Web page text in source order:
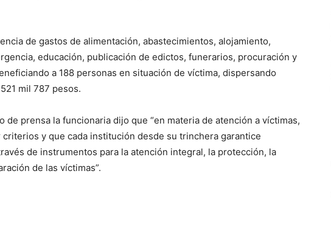
de gastos de alimentación, abastecimientos, alojamiento,
educación, publicación de edictos, funerarios, procuración y
a 188 personas en situación de víctima, dispersando
mil 787 pesos.
de prensa la funcionaria dijo que “en materia de atención a víctimas,
y que cada institución desde su trinchera garantice
de instrumentos para la atención integral, la protección, la
de las víctimas”.